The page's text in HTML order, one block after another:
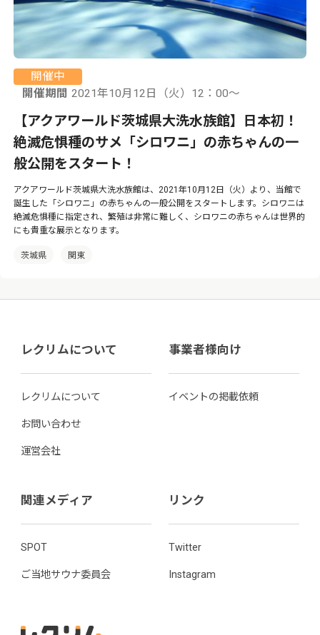
開催中
開催期間 2021年10月12日（火）12：00〜
【アクアワールド茨城県大洗水族館】日本初！
絶滅危惧種のサメ「シロワニ」の赤ちゃんの一
般公開をスタート！
アクアワールド茨城県大洗水族館は、2021年10月12日（火）より、当館で
誕生した「シロワニ」の赤ちゃんの一般公開をスタートします。シロワニは
絶滅危惧種に指定され、繁殖は非常に難しく、シロワニの赤ちゃんは世界的
にも貴重な展示となります。
茨城県 関東
レクリムについて
レクリムについて
お問い合わせ
運営会社
事業者様向け
イベントの掲載依頼
関連メディア
SPOT
ご当地サウナ委員会
リンク
Twitter
Instagram